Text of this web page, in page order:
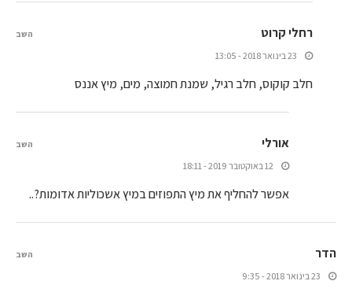
רחלי קרוט
23 בינואר 2018 - 13:05
חלב קוקוס, חלב רגיל, שמנת חמוצה, מים, מיץ אננס
השב
אורלי
12 באוקטובר 2019 - 18:11
אפשר להחליף את מיץ התפוזים במיץ אשכוליות אדומות?..
השב
הדר
23 בינואר 2018 - 9:35
השב